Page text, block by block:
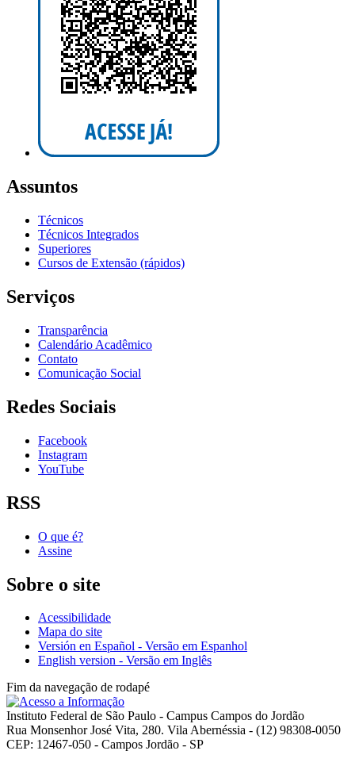
Assuntos
Técnicos
Técnicos Integrados
Superiores
Cursos de Extensão (rápidos)
Serviços
Transparência
Calendário Acadêmico
Contato
Comunicação Social
Redes Sociais
Facebook
Instagram
YouTube
RSS
O que é?
Assine
Sobre o site
Acessibilidade
Mapa do site
Versión en Español - Versão em Espanhol
English version - Versão em Inglês
Fim da navegação de rodapé
Instituto Federal de São Paulo - Campus Campos do Jordão
Rua Monsenhor José Vita, 280. Vila Abernéssia - (12) 98308-0050
CEP: 12467-050 - Campos Jordão - SP